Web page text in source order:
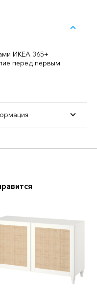
ИКЕА 365+
перед первым